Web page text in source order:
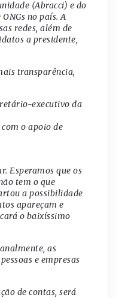
(Abracci) e do
no país. A
redes, além de
a presidente,
transparência,
executivo da
o apoio de
Esperamos que os
tem o que
a possibilidade
apareçam e
o baixíssimo
as
e empresas
de contas, será